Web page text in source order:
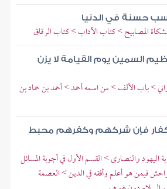
حسنة في الدنيا
المصابيح > كتاب الآداب > كتاب الرقاق
السمين يوم القيامة لا يزن
> باب الألف > من اسمه أحمد > أحمد بن حماد بن
فإن شركهم وكفرهم محبط
اليهود والنصارى > القسم الأول في أجوبة المسائل
فيمن هو أعلم وأفقه في الدين > العصمة